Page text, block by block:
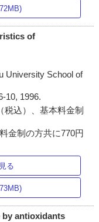
of
University School of
10, 1996.
税込）、基本料金制
金制の方共に770円
る
by antioxidants